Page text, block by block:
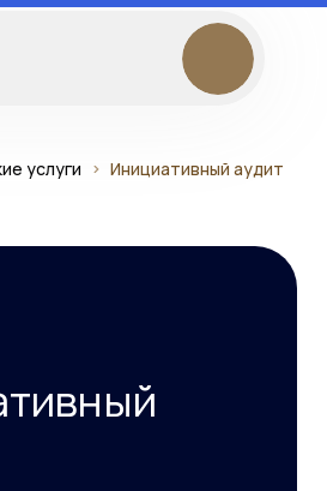
услуги Инициативный аудит